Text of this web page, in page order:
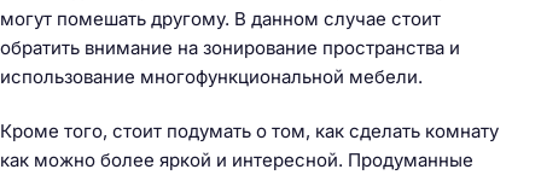
могут помешать другому. В данном случае стоит
обратить внимание на зонирование пространства и
использование многофункциональной мебели.
Кроме того, стоит подумать о том, как сделать комнату
как можно более яркой и интересной. Продуманные